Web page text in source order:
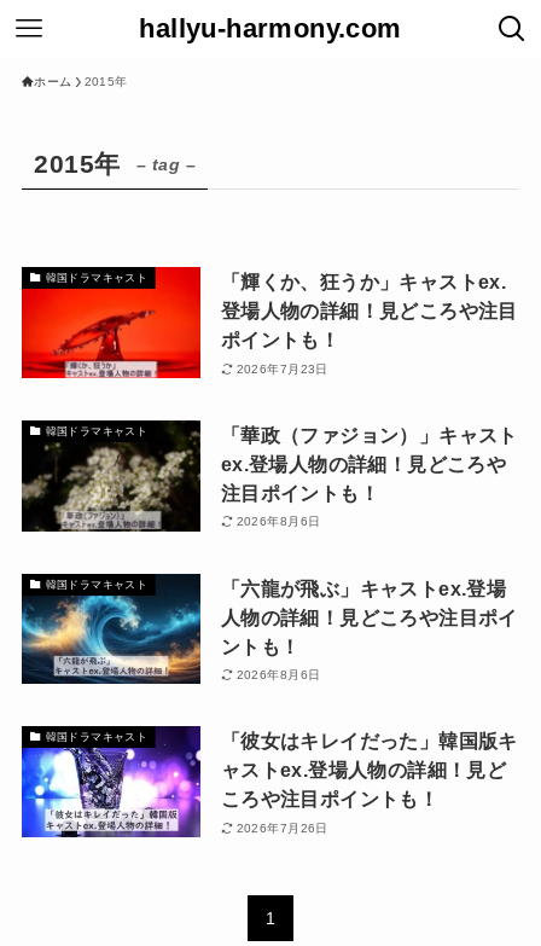
hallyu-harmony.com
ホーム 2015年
2015年 – tag –
韓国ドラマキャスト
「輝くか、狂うか」キャストex.
登場人物の詳細！見どころや注目
ポイントも！
2026年7月23日
韓国ドラマキャスト
「華政（ファジョン）」キャスト
ex.登場人物の詳細！見どころや
注目ポイントも！
2026年8月6日
韓国ドラマキャスト
「六龍が飛ぶ」キャストex.登場
人物の詳細！見どころや注目ポイ
ントも！
2026年8月6日
韓国ドラマキャスト
「彼女はキレイだった」韓国版キ
ャストex.登場人物の詳細！見ど
ころや注目ポイントも！
2026年7月26日
1